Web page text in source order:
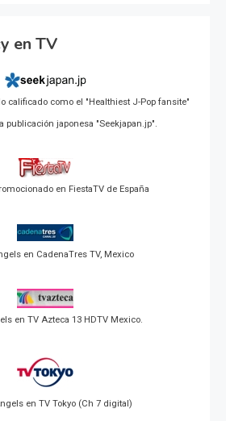
en TV
calificado como el "Healthiest J-Pop fansite"
publicación japonesa "Seekjapan.jp".
en FiestaTV de España
en CadenaTres TV, Mexico
en TV Azteca 13 HDTV Mexico.
en TV Tokyo (Ch 7 digital)